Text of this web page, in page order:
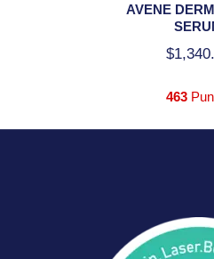
AVENE
$
463